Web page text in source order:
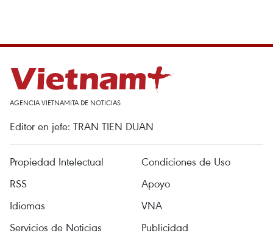
AGENCIA VIETNAMITA DE NOTICIAS
Editor en jefe: TRAN TIEN DUAN
Propiedad Intelectual
Condiciones de Uso
RSS
Apoyo
Idiomas
VNA
Servicios de Noticias
Publicidad